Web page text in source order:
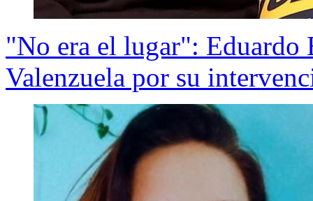
"No era el lugar":
Valenzuela por su